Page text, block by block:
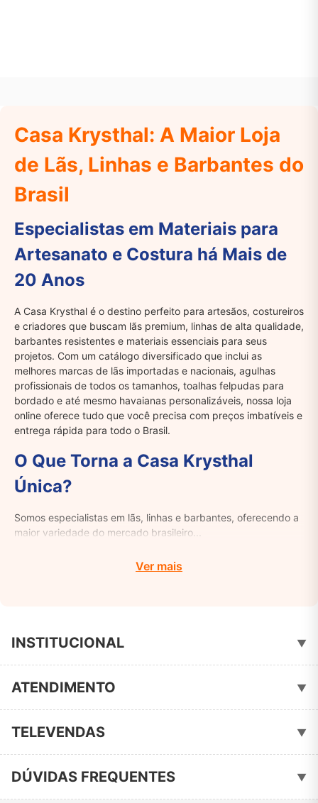
Casa Krysthal: A Maior Loja
de Lãs, Linhas e Barbantes do
Brasil
Especialistas em Materiais para
Artesanato e Costura há Mais de
20 Anos
A Casa Krysthal é o destino perfeito para artesãos, costureiros
e criadores que buscam lãs premium, linhas de alta qualidade,
barbantes resistentes e materiais essenciais para seus
projetos. Com um catálogo diversificado que inclui as
melhores marcas de lãs importadas e nacionais, agulhas
profissionais de todos os tamanhos, toalhas felpudas para
bordado e até mesmo havaianas personalizáveis, nossa loja
online oferece tudo que você precisa com preços imbatíveis e
entrega rápida para todo o Brasil.
O Que Torna a Casa Krysthal
Única?
Somos especialistas em lãs, linhas e barbantes, oferecendo a
maior variedade do mercado brasileiro...
Ver mais
INSTITUCIONAL ▼
Quem Somos
Política de Privacidade
ATENDIMENTO ▼
Fale Conosco
TELEVENDAS ▼
📞 51-3461-3051
DÚVIDAS FREQUENTES ▼